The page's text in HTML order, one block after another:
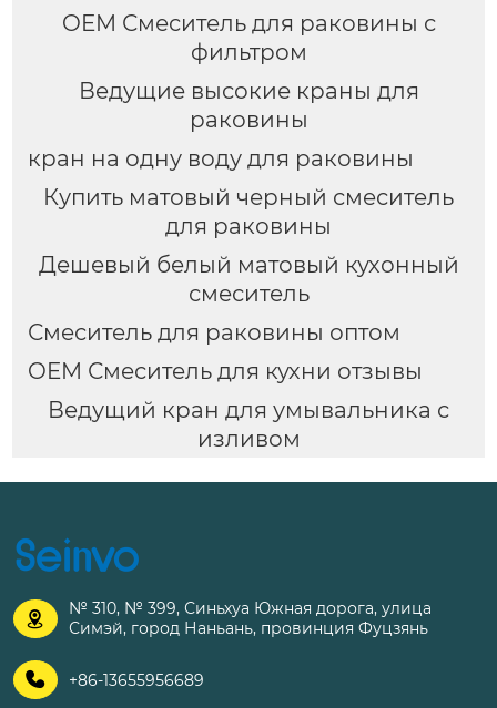
OEM Смеситель для раковины с
фильтром
Ведущие высокие краны для
раковины
кран на одну воду для раковины
Купить матовый черный смеситель
для раковины
Дешевый белый матовый кухонный
смеситель
Смеситель для раковины оптом
OEM Смеситель для кухни отзывы
Ведущий кран для умывальника с
изливом

№ 310, № 399, Синьхуа Южная дорога, улица
Симэй, город Наньань, провинция Фуцзянь
 +86-13655956689